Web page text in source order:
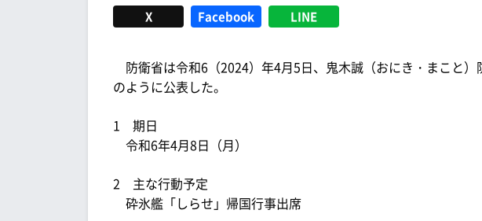
X Facebook LINE
防衛省は令和6（2024）年4月5日、鬼木誠（おにき・まこと
のように公表した。
1 期日
令和6年4月8日（月）
2 主な行動予定
砕氷艦「しらせ」帰国行事出席